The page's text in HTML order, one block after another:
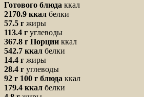
Готового блюда ккал
2170.9 ккал белки
57.5 г жиры
113.4 г углеводы
367.8 г Порции ккал
542.7 ккал белки
14.4 г жиры
28.4 г углеводы
92 г 100 г блюда ккал
179.4 ккал белки